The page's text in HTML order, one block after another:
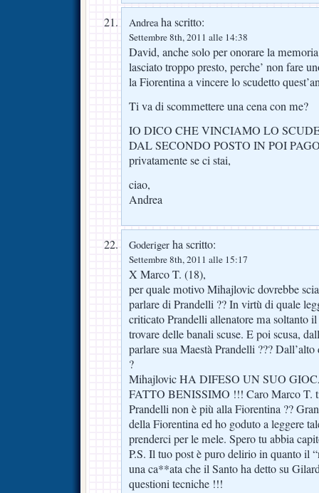
Andreaha scritto:
Settembre 8th, 2011 alle 14:38
David, anche solo per onorare la
lasciato troppo presto, perche’ non fare
la Fiorentina a vincere lo scudetto
Ti va di scommettere una cena con me?
IO DICO CHE VINCIAMO LO
DAL SECONDO POSTO IN POI
privatamente se ci stai,
ciao,
Andrea
Goderiger ha scritto:
Settembre 8th, 2011 alle 15:17
X Marco T. (18),
per quale motivo Mihajlovic dovrebbe
parlare di Prandelli ?? In virtù di quale
criticato Prandelli allenatore ma soltanto
trovare delle banali scuse. E poi scusa,
parlare sua Maestà Prandelli ???
?
Mihajlovic HA DIFESO UN SUO
FATTO BENISSIMO !!! Caro Marco T.
Prandelli non è più alla Fiorentina ??
della Fiorentina ed ho goduto a leggere
prenderci per le mele. Spero tu abbia
P.S. Il tuo post è puro delirio in quanto il
una ca**ata che il Santo ha detto su
questioni tecniche !!!